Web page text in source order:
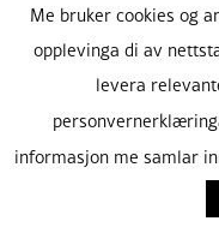
Me bruker cookies og
opplevinga di av
levera
informasjon me samlar